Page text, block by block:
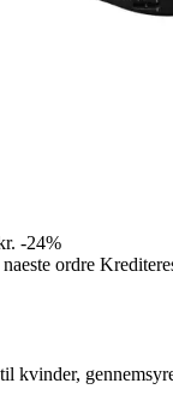
-24%
ordre
kvinder,